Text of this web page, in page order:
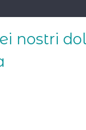
nostri